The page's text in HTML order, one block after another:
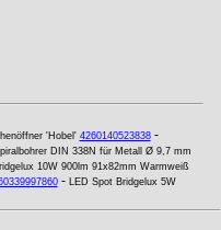
'Hobel' 4260140523838-
DIN 338N für Metall Ø 9,7 mm
10W 900lm 91x82mm Warmweiß
- LED Spot Bridgelux 5W